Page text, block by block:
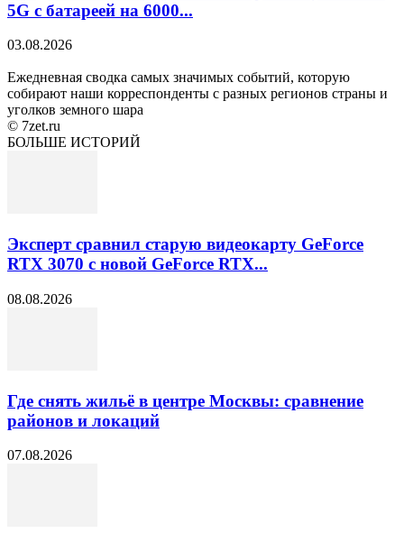
5G с батареей на 6000...
03.08.2026
Ежедневная сводка самых значимых событий, которую
собирают наши корреспонденты с разных регионов страны и
уголков земного шара
© 7zet.ru
БОЛЬШЕ ИСТОРИЙ
Эксперт сравнил старую видеокарту GeForce
RTX 3070 с новой GeForce RTX...
08.08.2026
Где снять жильё в центре Москвы: сравнение
районов и локаций
07.08.2026